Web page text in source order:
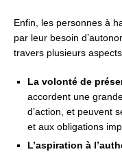
Enfin, les personnes à
par leur besoin
travers plusieurs
La volonté de
accordent une
d’action, et peuvent
et aux obligations
L’aspiration à